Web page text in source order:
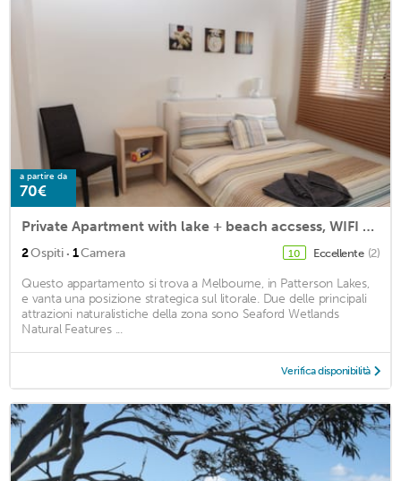
a partire da
70€
Private Apartment with lake + beach accsess, WIFI & Aircon
2Ospiti · 1Camera 10 Eccellente (2)
Questo appartamento si trova a Melbourne, in Patterson Lakes,
e vanta una posizione strategica sul litorale. Due delle principali
attrazioni naturalistiche della zona sono Seaford Wetlands
Natural Features ...
Verifica disponibilità